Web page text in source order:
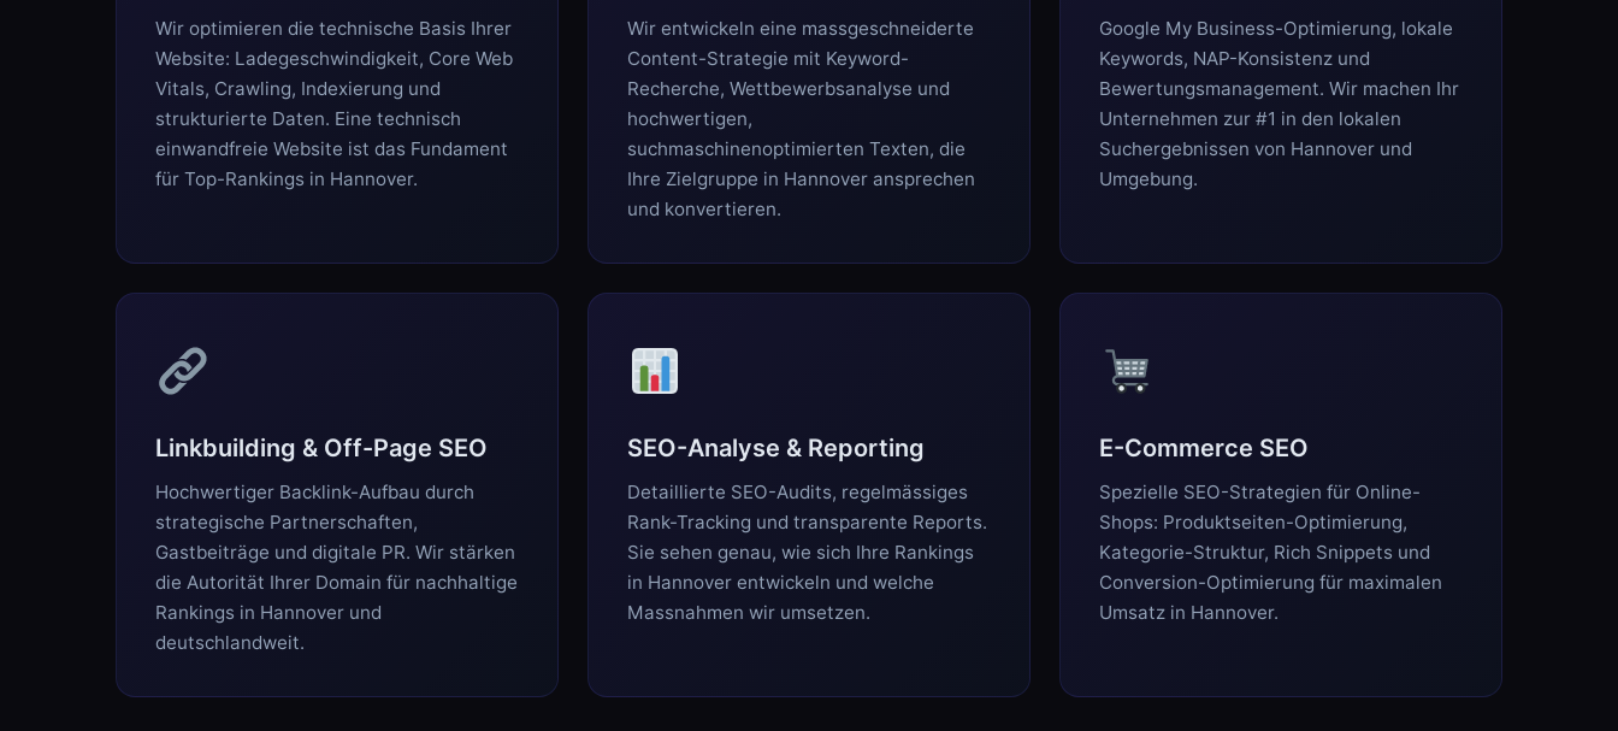
Wir optimieren die technische Basis Ihrer
Website: Ladegeschwindigkeit, Core Web
Vitals, Crawling, Indexierung und
strukturierte Daten. Eine technisch
einwandfreie Website ist das Fundament
für Top-Rankings in Hannover.
Wir entwickeln eine massgeschneiderte
Content-Strategie mit Keyword-
Recherche, Wettbewerbsanalyse und
hochwertigen,
suchmaschinenoptimierten Texten, die
Ihre Zielgruppe in Hannover ansprechen
und konvertieren.
Google My Business-Optimierung, lokale
Keywords, NAP-Konsistenz und
Bewertungsmanagement. Wir machen Ihr
Unternehmen zur #1 in den lokalen
Suchergebnissen von Hannover und
Umgebung.
Linkbuilding & Off-Page SEO
Hochwertiger Backlink-Aufbau durch
strategische Partnerschaften,
Gastbeiträge und digitale PR. Wir stärken
die Autorität Ihrer Domain für nachhaltige
Rankings in Hannover und
deutschlandweit.
SEO-Analyse & Reporting
Detaillierte SEO-Audits, regelmässiges
Rank-Tracking und transparente Reports.
Sie sehen genau, wie sich Ihre Rankings
in Hannover entwickeln und welche
Massnahmen wir umsetzen.
E-Commerce SEO
Spezielle SEO-Strategien für Online-
Shops: Produktseiten-Optimierung,
Kategorie-Struktur, Rich Snippets und
Conversion-Optimierung für maximalen
Umsatz in Hannover.